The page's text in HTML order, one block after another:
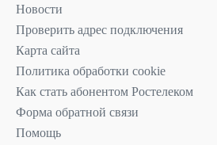
Новости
Проверить адрес подключения
Карта сайта
Политика обработки cookie
Как стать абонентом Ростелеком
Форма обратной связи
Помощь